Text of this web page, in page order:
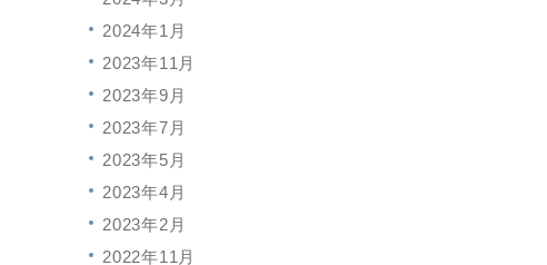
2024年1月
2023年11月
2023年9月
2023年7月
2023年5月
2023年4月
2023年2月
2022年11月